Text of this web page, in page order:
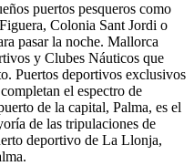
puertos pesqueros como
Colonia Sant Jordi o
pasar la noche. Mallorca
y Clubes Náuticos que
Puertos deportivos exclusivos
el espectro de
de la capital, Palma, es el
de las tripulaciones de
deportivo de La Llonja,